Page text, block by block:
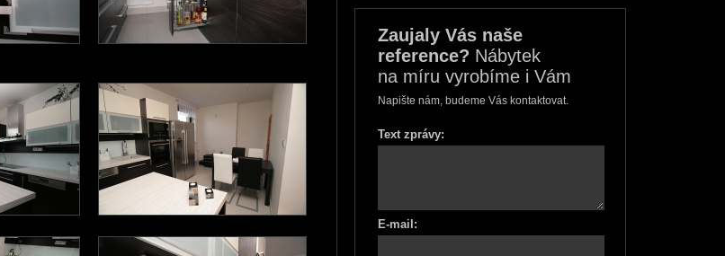
Zaujaly Vás naše
reference? Nábytek
na míru vyrobíme i Vám
Napište nám, budeme Vás kontaktovat.
Text zprávy:
E-mail: